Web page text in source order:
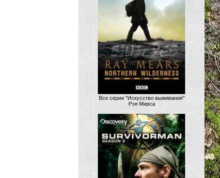
Все серии "Искусство выживания"
Рэя Мирса